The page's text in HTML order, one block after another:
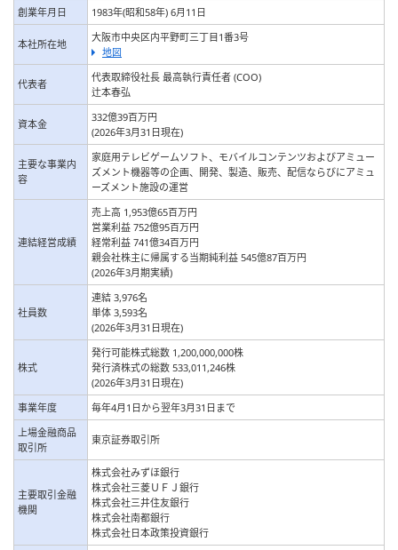
創業年月日
1983年(昭和58年) 6月11日
本社所在地
大阪市中央区内平野町三丁目1番3号
地図
代表者
代表取締役社長 最高執行責任者 (COO)
辻本春弘
資本金
332億39百万円
(2026年3月31日現在)
主要な事業内
容
家庭用テレビゲームソフト、モバイルコンテンツおよびアミュー
ズメント機器等の企画、開発、製造、販売、配信ならびにアミュ
ーズメント施設の運営
連結経営成績
売上高 1,953億65百万円
営業利益 752億95百万円
経常利益 741億34百万円
親会社株主に帰属する当期純利益 545億87百万円
(2026年3月期実績)
社員数
連結 3,976名
単体 3,593名
(2026年3月31日現在)
株式
発行可能株式総数 1,200,000,000株
発行済株式の総数 533,011,246株
(2026年3月31日現在)
事業年度
毎年4月1日から翌年3月31日まで
上場金融商品
取引所
東京証券取引所
主要取引金融
機関
株式会社みずほ銀行
株式会社三菱ＵＦＪ銀行
株式会社三井住友銀行
株式会社南都銀行
株式会社日本政策投資銀行